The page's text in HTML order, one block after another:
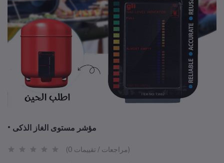
• مؤشر مستوى الغاز الذكى
(0 مراجعات / تقييمات)